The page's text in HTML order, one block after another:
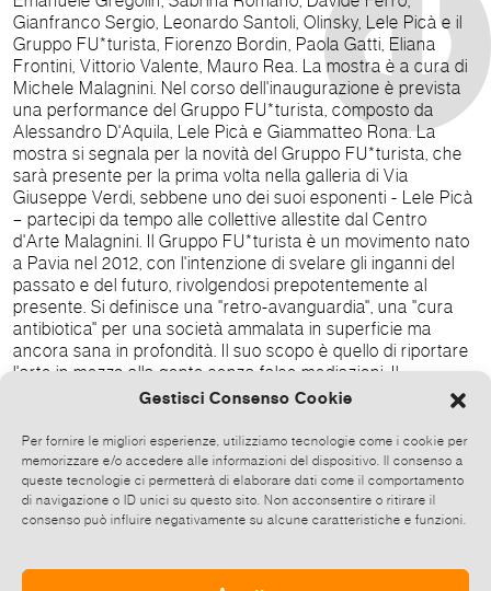
Gestisci Consenso Cookie
Per fornire le migliori esperienze, utilizziamo tecnologie come i cookie per
memorizzare e/o accedere alle informazioni del dispositivo. Il consenso a
queste tecnologie ci permetterà di elaborare dati come il comportamento
di navigazione o ID unici su questo sito. Non acconsentire o ritirare il
consenso può influire negativamente su alcune caratteristiche e funzioni.
Gianfranco Sergio, Leonardo Santoli, Olinsky, Lele Picà e il
Gruppo FU*turista, Fiorenzo Bordin, Paola Gatti, Eliana
Frontini, Vittorio Valente, Mauro Rea. La mostra è a cura di
Michele Malagnini. Nel corso dell'inaugurazione è prevista
una performance del Gruppo FU*turista, composto da
Alessandro D'Aquila, Lele Picà e Giammatteo Rona. La
mostra si segnala per la novità del Gruppo FU*turista, che
sarà presente per la prima volta nella galleria di Via
Giuseppe Verdi, sebbene uno dei suoi esponenti - Lele Picà
– partecipi da tempo alle collettive allestite dal Centro
d'Arte Malagnini. Il Gruppo FU*turista è un movimento nato
a Pavia nel 2012, con l'intenzione di svelare gli inganni del
passato e del futuro, rivolgendosi prepotentemente al
presente. Si definisce una "retro-avanguardia", una "cura
antibiotica" per una società ammalata in superficie ma
ancora sana in profondità. Il suo scopo è quello di riportare
l'arte in mezzo alla gente senza false mediazioni. Il
Fu*turismo è culto di ciò che fu, della dimensione nazionale
passato dell'arte e della cultura, ricerca di uomini e pensieri,
al netto di falsi miti e di leggende propugnate dal falso
turismo e dal turismo di massa. La mostra potrà essere
visitata fino al 16 aprile. Visite da martedì a sabato dalle ore
16.00 alle 19.00, domenica su appuntamento. Info e contatti
Saronno (VA) www.centrodartemalagnini.com